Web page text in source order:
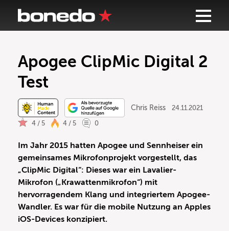
Apogee ClipMic Digital 2
Test
Chris Reiss 24.11.2021
4 / 5 4 / 5 0
Im Jahr 2015 hatten Apogee und Sennheiser ein
gemeinsames Mikrofonprojekt vorgestellt, das
„ClipMic Digital“: Dieses war ein Lavalier-
Mikrofon („Krawattenmikrofon“) mit
hervorragendem Klang und integriertem Apogee-
Wandler. Es war für die mobile Nutzung an Apples
iOS-Devices konzipiert.